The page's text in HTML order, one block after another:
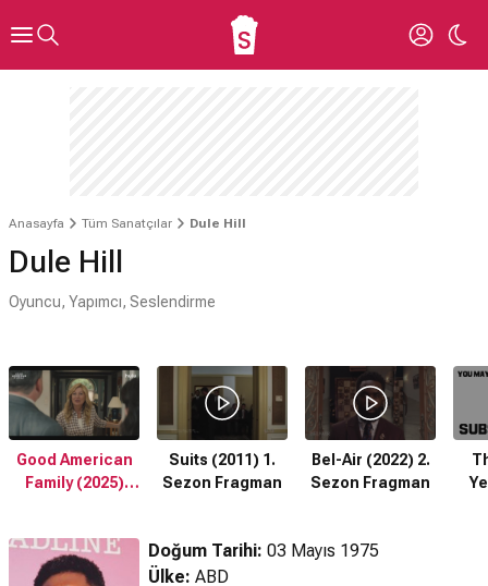
Anasayfa Tüm Sanatçılar Dule Hill
Dule Hill
Oyuncu, Yapımcı, Seslendirme
Good American
Family (2025)
Suits (2011) 1.
Sezon Fragman
Bel-Air (2022) 2.
Sezon Fragman
Doğum Tarihi: 03 Mayıs 1975
Ülke: ABD